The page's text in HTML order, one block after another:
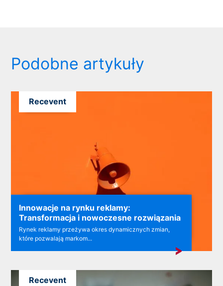
Podobne artykuły
Innowacje na rynku reklamy:
Transformacja i nowoczesne rozwiązania
Rynek reklamy przeżywa okres dynamicznych zmian,
które pozwalają markom...
Recevent
Recevent